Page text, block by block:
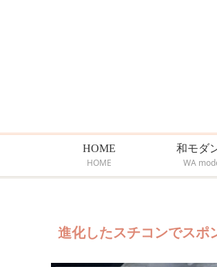
HOME
HOME
和モダ
WA
進化したスチコンでスポ